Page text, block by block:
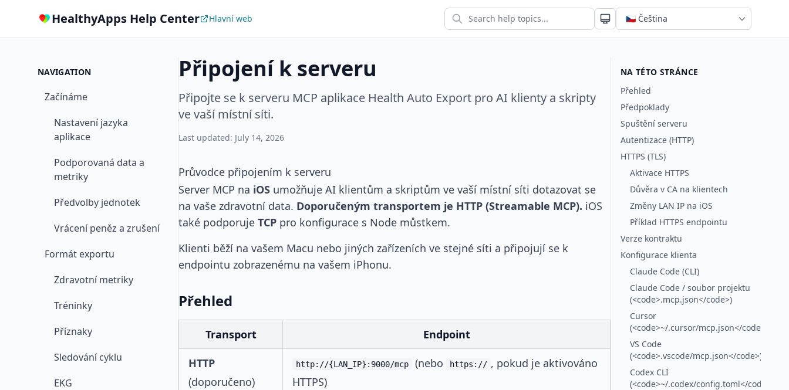
HealthyApps Help Center Hlavní web
NAVIGATION
Začínáme
Nastavení jazyka
aplikace
Podporovaná data a
metriky
Předvolby jednotek
Vrácení peněz a zrušení
Formát exportu
Zdravotní metriky
Tréninky
Příznaky
Sledování cyklu
EKG
Připojení k serveru
Připojte se k serveru MCP aplikace Health Auto Export pro AI klienty a skripty
ve vaší místní síti.
Last updated: July 14, 2026
Průvodce připojením k serveru
Server MCP na iOS umožňuje AI klientům a skriptům ve vaší místní síti dotazovat se
na vaše zdravotní data. Doporučeným transportem je HTTP (Streamable MCP). iOS
také podporuje TCP pro konfigurace s Node můstkem.
Klienti běží na vašem Macu nebo jiných zařízeních ve stejné síti a připojují se k
endpointu zobrazenému na vašem iPhonu.
Přehled
Transport Endpoint
HTTP
(doporučeno)
http://{LAN_IP}:9000/mcp (nebo https:// , pokud je aktivováno
HTTPS)
NA TÉTO STRÁNCE
Přehled
Předpoklady
Spuštění serveru
Autentizace (HTTP)
HTTPS (TLS)
Aktivace HTTPS
Důvěra v CA na klientech
Změny LAN IP na iOS
Příklad HTTPS endpointu
Verze kontraktu
Konfigurace klienta
Claude Code (CLI)
Claude Code / soubor projektu
(<code>.mcp.json</code>)
Cursor
(<code>~/.cursor/mcp.json</code>)
VS Code
(<code>.vscode/mcp.json</code>)
Codex CLI
(<code>~/.codex/config.toml</code>)